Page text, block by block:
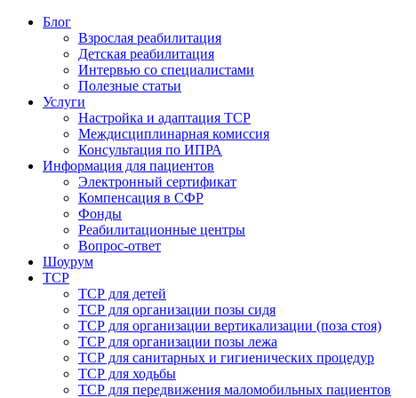
Блог
Взрослая реабилитация
Детская реабилитация
Интервью со специалистами
Полезные статьи
Услуги
Настройка и адаптация ТСР
Междисциплинарная комиссия
Консультация по ИПРА
Информация для пациентов
Электронный сертификат
Компенсация в СФР
Фонды
Реабилитационные центры
Вопрос-ответ
Шоурум
ТСР
ТСР для детей
ТСР для организации позы сидя
ТСР для организации вертикализации (поза стоя)
ТСР для организации позы лежа
ТСР для санитарных и гигиенических процедур
ТСР для ходьбы
ТСР для передвижения маломобильных пациентов